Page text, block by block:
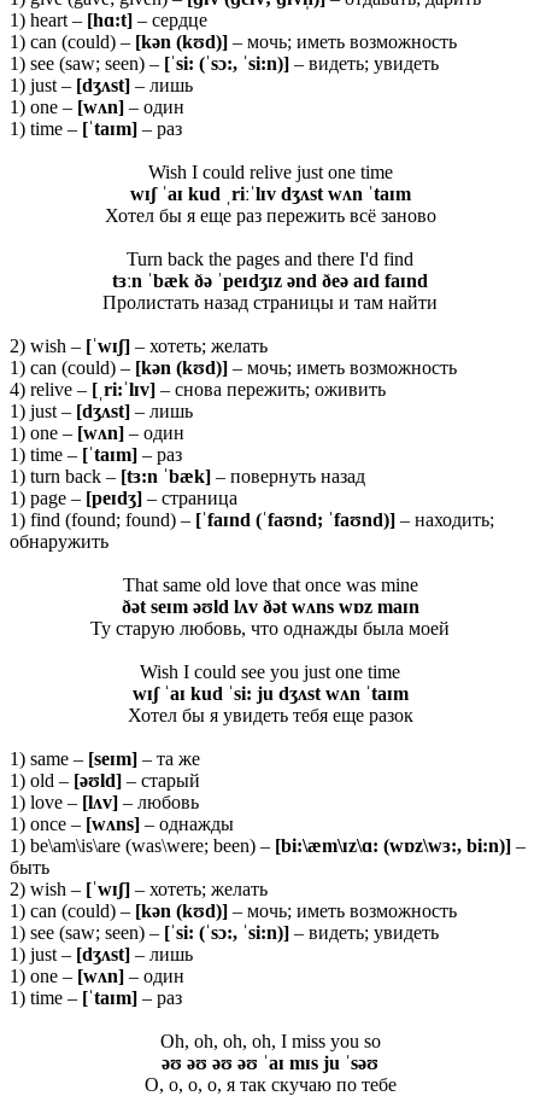
1) heart – [hɑ:t] – сердце
1) can (could) – [kən (kʊd)] – мочь; иметь возможность
1) see (saw; seen) – [ˈsi: (ˈsɔ:, ˈsi:n)] – видеть; увидеть
1) just – [dʒʌst] – лишь
1) one – [wʌn] – один
1) time – [ˈtaɪm] – раз
Wish I could relive just one time
wɪʃ ˈaɪ kud ˌriːˈlɪv dʒʌst wʌn ˈtaɪm
Хотел бы я еще раз пережить всё заново
Turn back the pages and there I'd find
tɜːn ˈbæk ðə ˈpeɪdʒɪz ənd ðeə aɪd faɪnd
Пролистать назад страницы и там найти
2) wish – [ˈwɪʃ] – хотеть; желать
1) can (could) – [kən (kʊd)] – мочь; иметь возможность
4) relive – [ˌ ri:ˈlɪv] – снова пережить; оживить
1) just – [dʒʌst] – лишь
1) one – [wʌn] – один
1) time – [ˈtaɪm] – раз
1) turn back – [tɜ:n ˈbæk] – повернуть назад
1) page – [peɪdʒ] – страница
1) find (found; found) – [ˈfaɪnd (ˈfaʊnd; ˈfaʊnd)] – находить;
обнаружить
That same old love that once was mine
ðət seɪm əʊld lʌv ðət wʌns wɒz maɪn
Ту старую любовь, что однажды была моей
Wish I could see you just one time
wɪʃ ˈaɪ kud ˈsi: ju dʒʌst wʌn ˈtaɪm
Хотел бы я увидеть тебя еще разок
1) same – [seɪm] – та же
1) old – [əʊld] – старый
1) love – [lʌv] – любовь
1) once – [wʌns] – однажды
1) be\am\is\are (was\were; been) – [bi:\æm\ɪz\ɑ: (wɒz\wɜ:, bi:n)] –
быть
2) wish – [ˈwɪʃ] – хотеть; желать
1) can (could) – [kən (kʊd)] – мочь; иметь возможность
1) see (saw; seen) – [ˈsi: (ˈsɔ:, ˈsi:n)] – видеть; увидеть
1) just – [dʒʌst] – лишь
1) one – [wʌn] – один
1) time – [ˈtaɪm] – раз
Oh, oh, oh, oh, I miss you so
əʊ əʊ əʊ əʊ ˈaɪ mɪs ju ˈsəʊ
О, о, о, о, я так скучаю по тебе